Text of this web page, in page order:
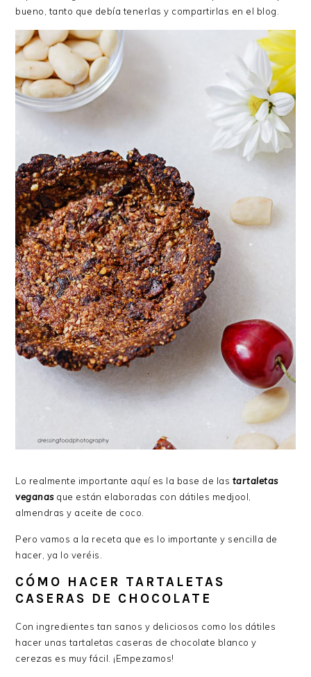
bueno, tanto que debía tenerlas y compartirlas en el blog.
Lo realmente importante aquí es la base de las tartaletas
veganas que están elaboradas con dátiles medjool,
almendras y aceite de coco.
Pero vamos a la receta que es lo importante y sencilla de
hacer, ya lo veréis.
CÓMO HACER TARTALETAS
CASERAS DE CHOCOLATE
Con ingredientes tan sanos y deliciosos como los dátiles
hacer unas tartaletas caseras de chocolate blanco y
cerezas es muy fácil. ¡Empezamos!